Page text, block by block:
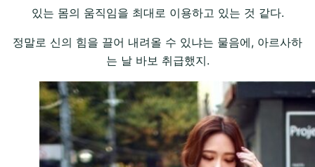
있는 몸의 움직임을 최대로 이용하고 있는 것 같다.
정말로 신의 힘을 끌어 내려올 수 있냐는 물음에, 아르사하
는 날 바보 취급했지.